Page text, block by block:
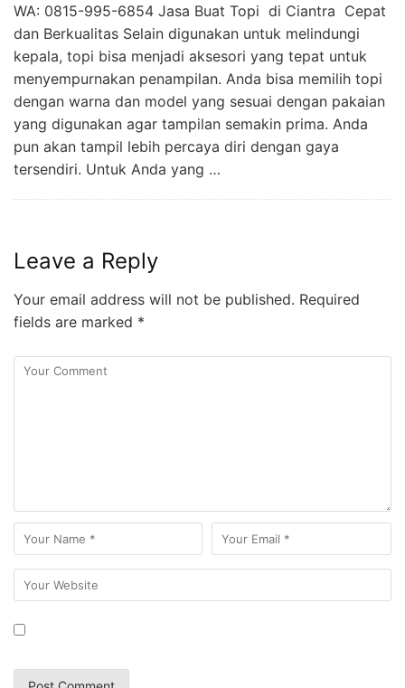
WA: 0815-995-6854 Jasa Buat Topi di Ciantra Cepat
dan Berkualitas Selain digunakan untuk melindungi
kepala, topi bisa menjadi aksesori yang tepat untuk
menyempurnakan penampilan. Anda bisa memilih topi
dengan warna dan model yang sesuai dengan pakaian
yang digunakan agar tampilan semakin prima. Anda
pun akan tampil lebih percaya diri dengan gaya
tersendiri. Untuk Anda yang …
Leave a Reply
Your email address will not be published. Required
fields are marked *